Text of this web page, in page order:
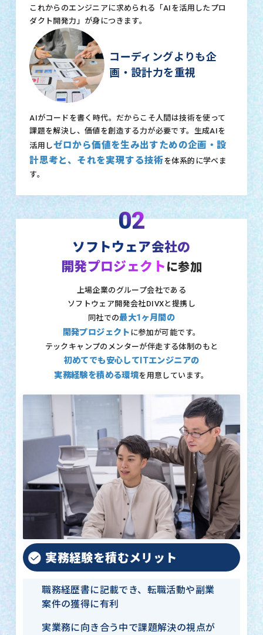
これからのエンジニアに求められる「AIを活用したプロ
ダクト開発力」が身につきます。
コーディングよりも企
画・設計力を重視
AIがコードを書く時代。だからこそ人間は技術を使って
課題を解決し、価値を創造する力が必要です。生成AIを
活用しゼロから価値を生み出すための企画・設
計思考と、それを実現する技術を体系的に学べま
す。
02
ソフトウェア会社の
開発プロジェクト に参加
上場企業のグループ会社である
ソフトウェア開発会社DIVXと提携し
同社での最大1ヶ月間の
開発プロジェクト に参加が可能です。
テックキャンプのメンターが伴走する体制のもと
初めてでも安心してITエンジニアの
実務経験を積める環境を用意しています。
実務経験を積むメリット
職務経歴書に記載でき、転職活動や副業
案件の獲得に有利
実業務に向き合う中で課題解決の視点が